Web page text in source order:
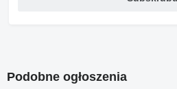
Podobne ogłoszenia